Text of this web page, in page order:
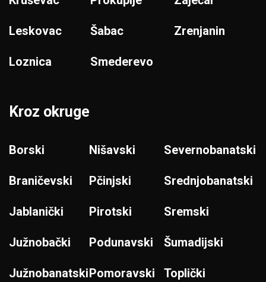
Leskovac
Loznica
Šabac
Smederevo
Zrenjanin
Kroz okruge
Borski
Braničevski
Jablanički
Južnobački
Južnobanatski
Nišavski
Pčinjski
Pirotski
Podunavski
Pomoravski
Severnobanatski
Srednjobanatski
Sremski
Šumadijski
Toplički